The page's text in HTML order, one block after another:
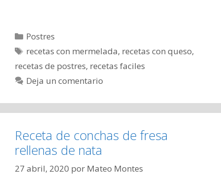
Categorías
Postres
Etiquetas
recetas con mermelada, recetas con queso,
recetas de postres, recetas faciles
Deja un comentario
Receta de conchas de fresa
rellenas de nata
27 abril, 2020 por Mateo Montes